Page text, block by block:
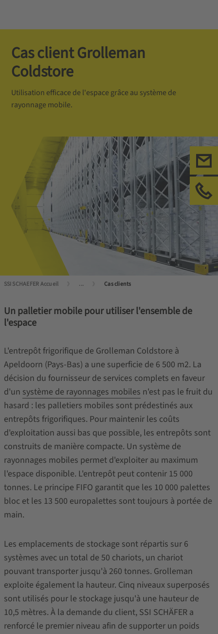
Cas client Grolleman
Coldstore
Utilisation efficace de l'espace grâce au système de
rayonnage mobile.
SSI SCHAEFER Accueil ... Cas clients
Un palletier mobile pour utiliser l'ensemble de
l'espace
L'entrepôt frigorifique de Grolleman Coldstore à
Apeldoorn (Pays-Bas) a une superficie de 6 500 m2. La
décision du fournisseur de services complets en faveur
d'un système de rayonnages mobiles n'est pas le fruit du
hasard : les palletiers mobiles sont prédestinés aux
entrepôts frigorifiques. Pour maintenir les coûts
d'exploitation aussi bas que possible, les entrepôts sont
construits de manière compacte. Un système de
rayonnages mobiles permet d'exploiter au maximum
l'espace disponible. L'entrepôt peut contenir 15 000
tonnes. Le principe FIFO garantit que les 10 000 palettes
bloc et les 13 500 europalettes sont toujours à portée de
main.
Les emplacements de stockage sont répartis sur 6
systèmes avec un total de 50 chariots, un chariot
pouvant transporter jusqu'à 260 tonnes. Grolleman
exploite également la hauteur. Cinq niveaux superposés
sont utilisés pour le stockage jusqu'à une hauteur de
10,5 mètres. À la demande du client, SSI SCHÄFER a
renforcé le premier niveau afin de supporter un poids